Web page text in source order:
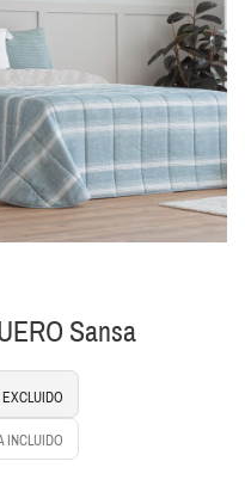
Sansa
EXCLUIDO
INCLUIDO